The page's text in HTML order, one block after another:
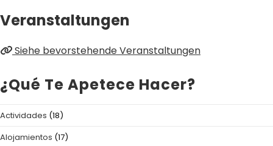
Veranstaltungen
Siehe bevorstehende Veranstaltungen
¿Qué Te Apetece Hacer?
Actividades (18)
Alojamientos (17)